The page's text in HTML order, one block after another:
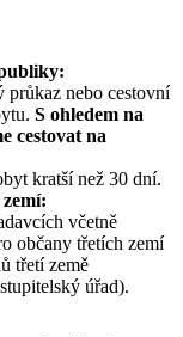
průkaz nebo cestovní
S ohledem na
cestovat na
kratší než 30 dní.
včetně
občany třetích zemí
třetí země
úřad).